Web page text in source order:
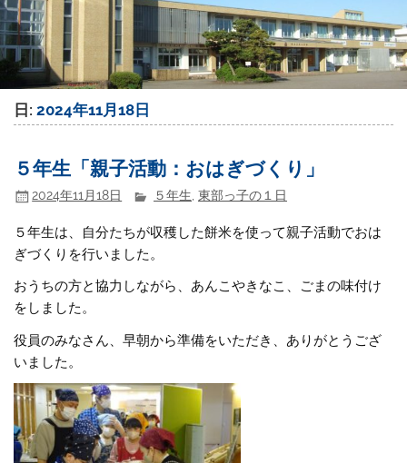
日:2024年11月18日
５年生「親子活動：おはぎづくり」
2024年11月18日 ５年生 ,東部っ子の１日
５年生は、自分たちが収穫した餅米を使って親子活動でおは
ぎづくりを行いました。
おうちの方と協力しながら、あんこやきなこ、ごまの味付け
をしました。
役員のみなさん、早朝から準備をいただき、ありがとうござ
いました。